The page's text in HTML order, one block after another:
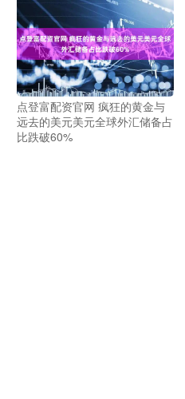
点登富配资官网 疯狂的黄金与
远去的美元美元全球外汇储备占
比跌破60%